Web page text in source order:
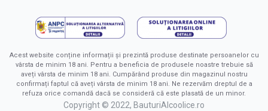
Acest website conține informații și prezintă produse destinate persoanelor cu
vârsta de minim 18 ani. Pentru a beneficia de produsele noastre trebuie să
aveți vârsta de minim 18 ani. Cumpărând produse din magazinul nostru
confirmați faptul că aveți vârsta de minim 18 ani. Ne rezervăm dreptul de a
refuza orice comandă dacă se consideră că este plasată de un minor.
Copyright © 2022, BauturiAlcoolice.ro